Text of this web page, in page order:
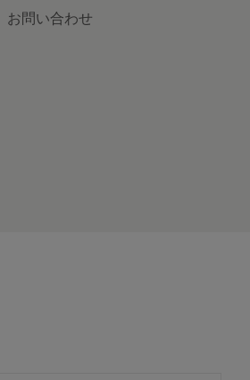
お問い合わせ